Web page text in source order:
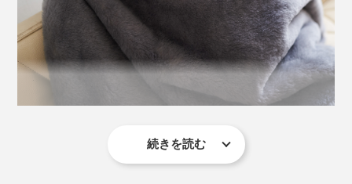
肌に触れる面は、質のよさで知られる、オーストラリア
柔らかい毛並みをつくるために、仕上げの毛さばきやポ
続きを読む